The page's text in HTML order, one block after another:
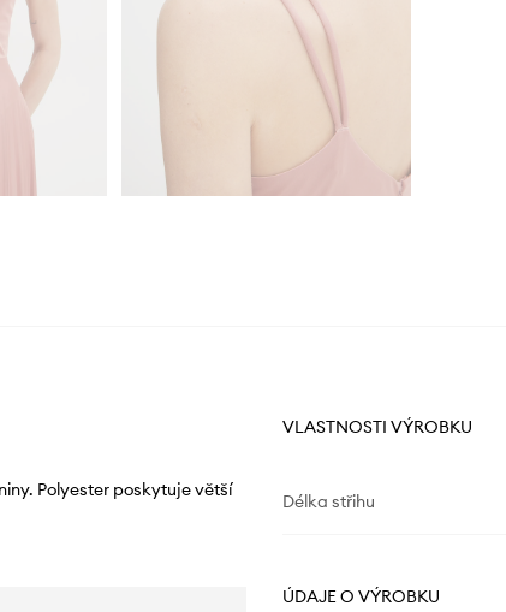
Polyester poskytuje větší
VLASTNOSTI VÝROBKU
Délka střihu
ÚDAJE O VÝROBKU